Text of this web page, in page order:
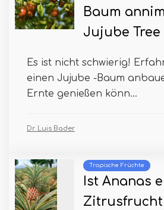
Baum
Jujube Tree
Es ist nicht schwierig!
einen Jujube -Baum
Ernte genießen könn...
Dr. Luis Bader
Tropische Früchte
Ist Ananas